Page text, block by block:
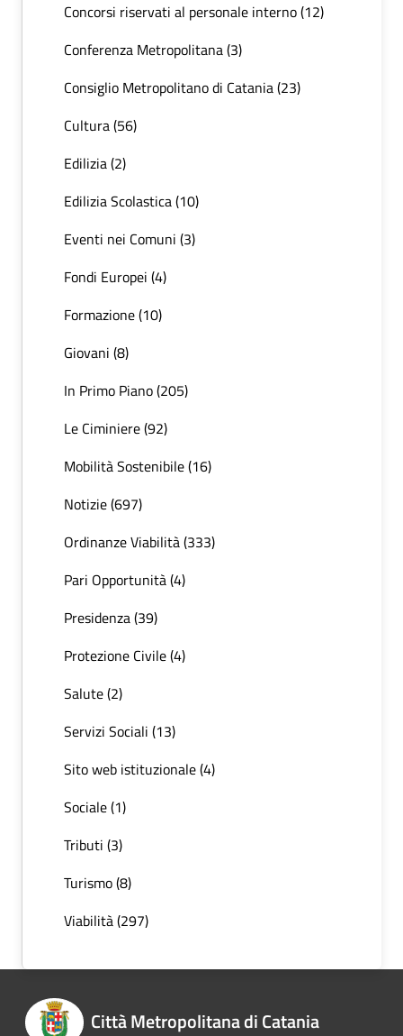
Concorsi riservati al personale interno (12)
Conferenza Metropolitana (3)
Consiglio Metropolitano di Catania (23)
Cultura (56)
Edilizia (2)
Edilizia Scolastica (10)
Eventi nei Comuni (3)
Fondi Europei (4)
Formazione (10)
Giovani (8)
In Primo Piano (205)
Le Ciminiere (92)
Mobilità Sostenibile (16)
Notizie (697)
Ordinanze Viabilità (333)
Pari Opportunità (4)
Presidenza (39)
Protezione Civile (4)
Salute (2)
Servizi Sociali (13)
Sito web istituzionale (4)
Sociale (1)
Tributi (3)
Turismo (8)
Viabilità (297)
Città Metropolitana di Catania